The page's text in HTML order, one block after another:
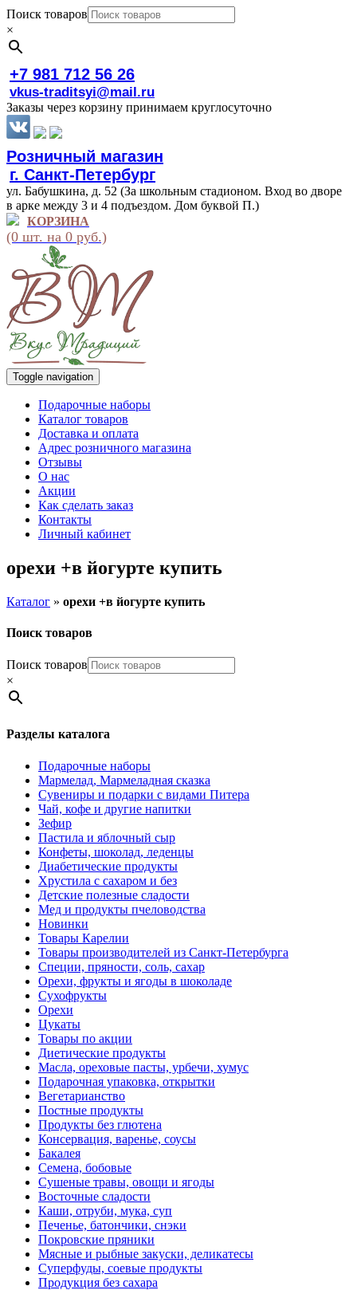
Поиск товаров
×
+7 981 712 56 26
vkus-traditsyi@mail.ru
Заказы через корзину принимаем круглосуточно
Розничный магазин
г. Санкт-Петербург
ул. Бабушкина, д. 52 (За школьным стадионом. Вход во дворе
в арке между 3 и 4 подъездом. Дом буквой П.)
КОРЗИНА
(0 шт. на 0 руб.)
Toggle navigation
Подарочные наборы
Каталог товаров
Доставка и оплата
Адрес розничного магазина
Отзывы
О нас
Акции
Как сделать заказ
Контакты
Личный кабинет
орехи +в йогурте купить
Каталог » орехи +в йогурте купить
Поиск товаров
Поиск товаров
×
Разделы каталога
Подарочные наборы
Мармелад, Мармеладная сказка
Сувениры и подарки с видами Питера
Чай, кофе и другие напитки
Зефир
Пастила и яблочный сыр
Конфеты, шоколад, леденцы
Диабетические продукты
Хрустила с сахаром и без
Детские полезные сладости
Мед и продукты пчеловодства
Новинки
Товары Карелии
Товары производителей из Санкт-Петербурга
Специи, пряности, соль, сахар
Орехи, фрукты и ягоды в шоколаде
Сухофрукты
Орехи
Цукаты
Товары по акции
Диетические продукты
Масла, ореховые пасты, урбечи, хумус
Подарочная упаковка, открытки
Вегетарианство
Постные продукты
Продукты без глютена
Консервация, варенье, соусы
Бакалея
Семена, бобовые
Сушеные травы, овощи и ягоды
Восточные сладости
Каши, отруби, мука, суп
Печенье, батончики, снэки
Покровские пряники
Мясные и рыбные закуски, деликатесы
Суперфуды, соевые продукты
Продукция без сахара